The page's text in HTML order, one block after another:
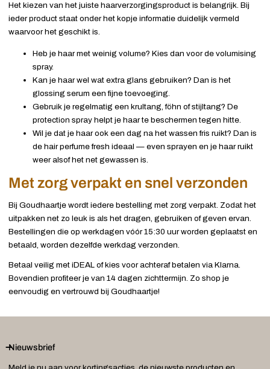
Het kiezen van het juiste haarverzorgingsproduct is belangrijk. Bij
ieder product staat onder het kopje informatie duidelijk vermeld
waarvoor het geschikt is.
Heb je haar met weinig volume? Kies dan voor de volumising
spray.
Kan je haar wel wat extra glans gebruiken? Dan is het
glossing serum een fijne toevoeging.
Gebruik je regelmatig een krultang, föhn of stijltang? De
protection spray helpt je haar te beschermen tegen hitte.
Wil je dat je haar ook een dag na het wassen fris ruikt? Dan is
de hair perfume fresh ideaal — even sprayen en je haar ruikt
weer alsof het net gewassen is.
Met zorg verpakt en snel verzonden
Bij Goudhaartje wordt iedere bestelling met zorg verpakt. Zodat het
uitpakken net zo leuk is als het dragen, gebruiken of geven ervan.
Bestellingen die op werkdagen vóór 15:30 uur worden geplaatst en
betaald, worden dezelfde werkdag verzonden.
Betaal veilig met iDEAL of kies voor achteraf betalen via Klarna.
Bovendien profiteer je van 14 dagen zichttermijn. Zo shop je
eenvoudig en vertrouwd bij Goudhaartje!
Nieuwsbrief